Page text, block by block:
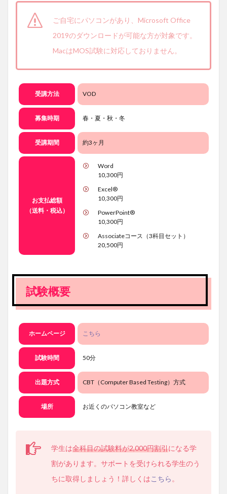
ご自宅にパソコンがあり、Microsoft Office
2019のダウンロードが可能な方が対象です。
MacはMOS試験に対応しておりません。
受講方法 VOD
募集時期 春・夏・秋・冬
受講期間 約3ヶ月
お支払総額
（送料・税込）
Word
10,300円
Excel®
10,300円
PowerPoint®
10,300円
Associateコース（3科目セット）
20,500円
試験概要
ホームページ こちら
試験時間 50分
出題方式 CBT（Computer Based Testing）方式
場所 お近くのパソコン教室など
学生は全科目の試験料が2,000円割引になる学
割があります。サポートを受けられる学生のう
ちに取得しましょう！詳しくはこちら 。